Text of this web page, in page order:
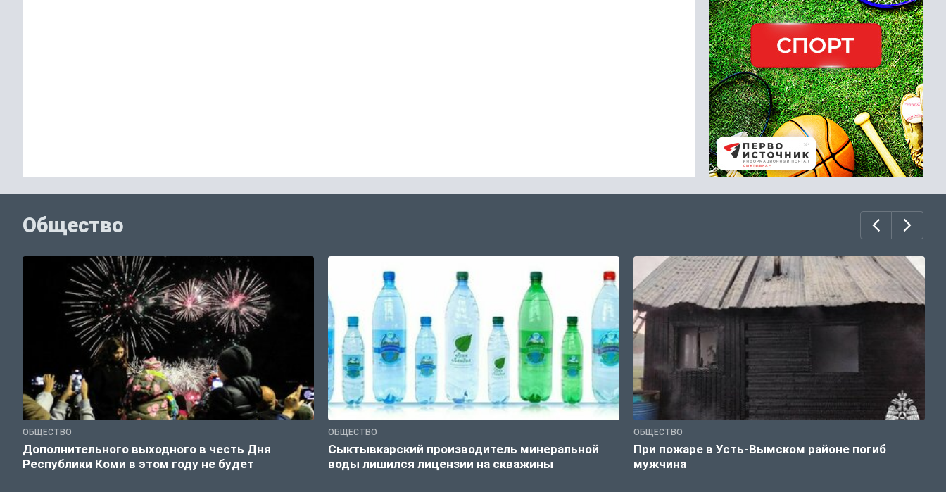
Общество
ОБЩЕСТВО
Дополнительного выходного в честь Дня
Республики Коми в этом году не будет
ОБЩЕСТВО
Сыктывкарский производитель минеральной
воды лишился лицензии на скважины
ОБЩЕСТВО
При пожаре в Усть-Вымском районе погиб
мужчина